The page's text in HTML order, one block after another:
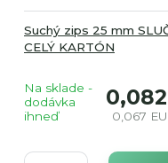
Suchý zips 25 mm
CELÝ KARTÓN
0,067
Na sklade -
dodávka
ihneď